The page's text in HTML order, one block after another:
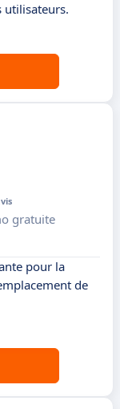
utilisateurs.
gratuite
pour la
de